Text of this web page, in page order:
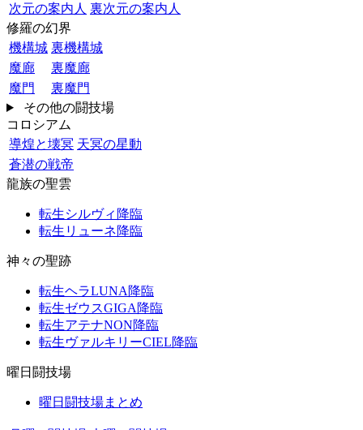
次元の案内人 裏次元の案内人
修羅の幻界
機構城 裏機構城
魔廊
裏魔廊
魔門
裏魔門
その他の闘技場
コロシアム
導煌と壊冥 天冥の星動
蒼潜の戦帝
龍族の聖雲
転生シルヴィ降臨
転生リューネ降臨
神々の聖跡
転生ヘラLUNA降臨
転生ゼウスGIGA降臨
転生アテナNON降臨
転生ヴァルキリーCIEL降臨
曜日闘技場
曜日闘技場まとめ